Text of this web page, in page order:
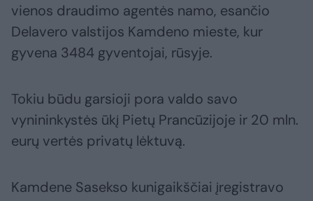
vienos draudimo agentės namo, esančio
Delavero valstijos Kamdeno mieste, kur
gyvena 3484 gyventojai, rūsyje.
Tokiu būdu garsioji pora valdo savo
vynininkystės ūkį Pietų Prancūzijoje ir 20 mln.
eurų vertės privatų lėktuvą.
Kamdene Sasekso kunigaikščiai įregistravo